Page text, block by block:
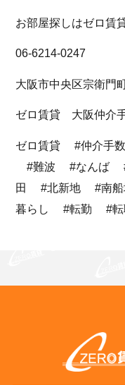
お部屋探しはゼロ賃
06-6214-0247
大阪市中央区宗衛門
ゼロ賃貸 大阪仲介
ゼロ賃貸 #仲介手
#難波 #なんば
田 #北新地 #南
暮らし #転勤 #